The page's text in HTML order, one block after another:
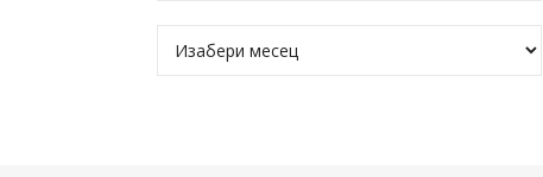
Архива